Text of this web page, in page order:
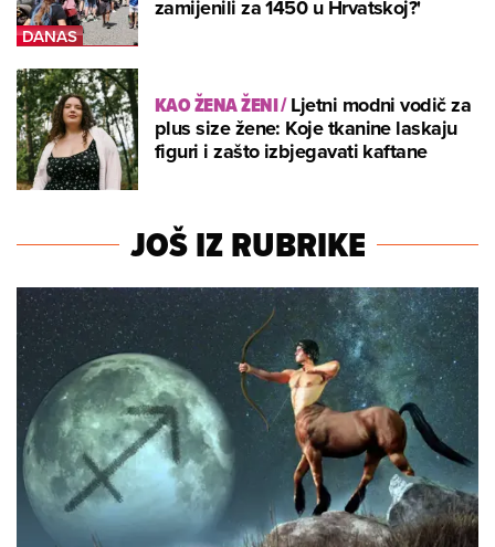
zamijenili za 1450 u Hrvatskoj?'
KAO ŽENA ŽENI/Ljetni modni vodič za
plus size žene: Koje tkanine laskaju
figuri i zašto izbjegavati kaftane
JOŠ IZ RUBRIKE